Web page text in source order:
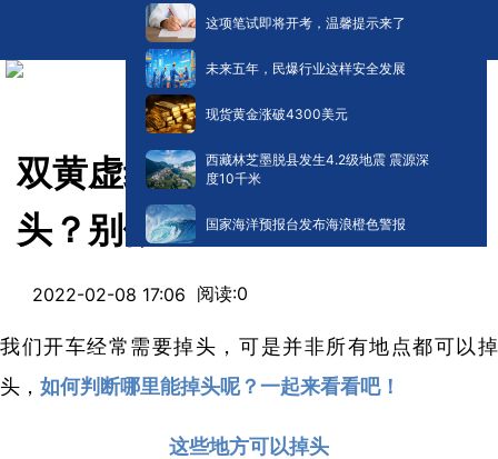
这项笔试即将开考，温馨提示来了
未来五年，民爆行业这样安全发展
现货黄金涨破4300美元
西藏林芝墨脱县发生4.2级地震 震源深
度10千米
国家海洋预报台发布海浪橙色警报
双黄虚线处，到底能不能掉
头？别做错了！
2022-02-08 17:06 阅读:0
我们开车经常需要掉头，可是并非所有地点都可以掉
头， 如何判断哪里能掉头呢？一起来看看吧！
这些地方可以掉头